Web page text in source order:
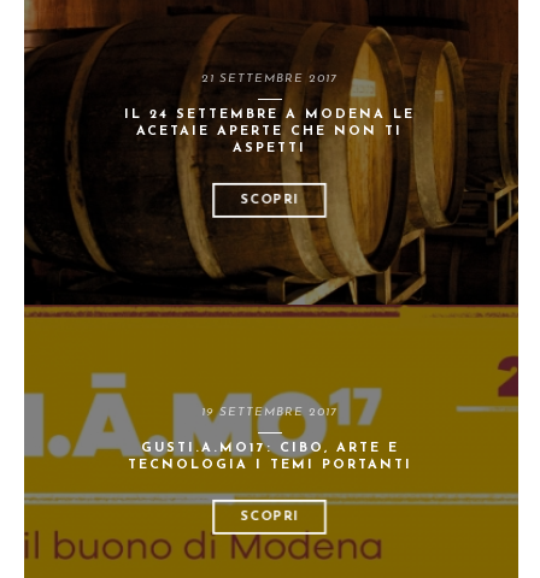
21 SETTEMBRE 2017
IL 24 SETTEMBRE A MODENA LE
ACETAIE APERTE CHE NON TI
ASPETTI
SCOPRI
19 SETTEMBRE 2017
GUSTI.A.MO17: CIBO, ARTE E
TECNOLOGIA I TEMI PORTANTI
SCOPRI